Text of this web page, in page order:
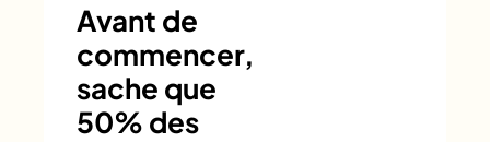
Avant de
commencer,
sache que
50% des